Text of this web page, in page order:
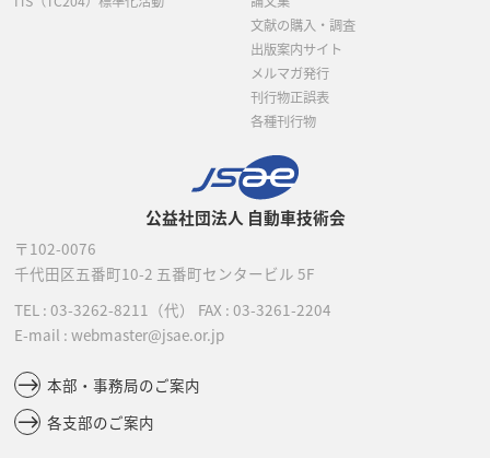
公益社団法人 自動車技術会
〒102-0076
千代田区五番町10-2 五番町センタービル 5F
TEL : 03-3262-8211 （代） FAX : 03-3261-2204
E-mail : webmaster@jsae.or.jp
本部・事務局のご案内
各支部のご案内
文献の購入・調査
出版案内サイト
メルマガ発行
刊行物正誤表
各種刊行物